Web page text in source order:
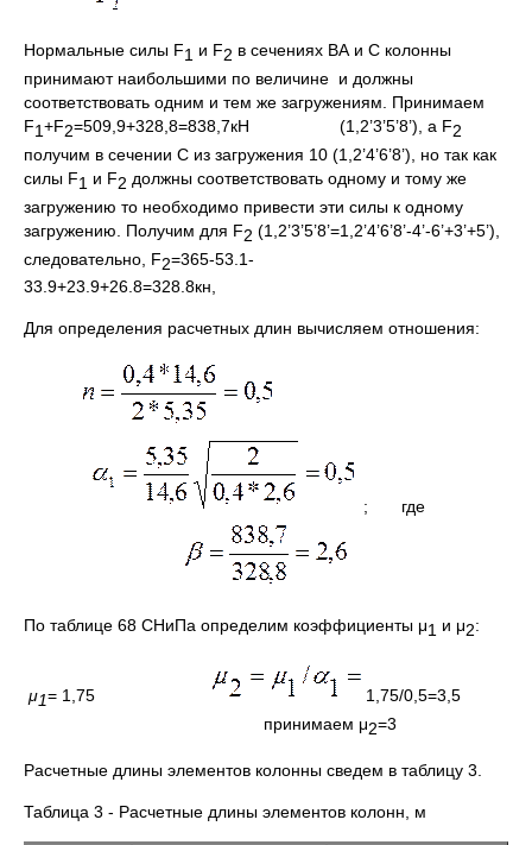
Нормальные силы F1 и F2 в сечениях ВА и С колонны
принимают наибольшими по величине и должны
соответствовать одним и тем же загружениям. Принимаем
F1+F2=509,9+328,8=838,7кН (1,2’3’5’8’), а F2
получим в сечении C из загружения 10 (1,2’4’6’8’), но так как
силы F1 и F2 должны соответствовать одному и тому же
загружению то необходимо привести эти силы к одному
загружению. Получим для F2 (1,2’3’5’8’=1,2’4’6’8’-4’-6’+3’+5’),
следовательно, F2=365-53.1-
33.9+23.9+26.8=328.8кн,
Для определения расчетных длин вычисляем отношения:
; где
По таблице 68 СНиПа определим коэффициенты μ1 и μ2:
μ1= 1,75
1,75/0,5=3,5
принимаем μ2=3
Расчетные длины элементов колонны сведем в таблицу 3.
Таблица 3 - Расчетные длины элементов колонн, м